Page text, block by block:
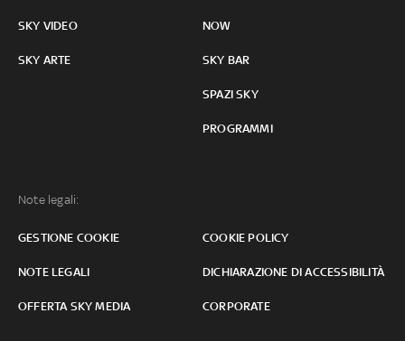
SKY VIDEO
SKY ARTE
NOW
SKY BAR
SPAZI SKY
PROGRAMMI
Note legali:
GESTIONE COOKIE COOKIE POLICY
NOTE LEGALI DICHIARAZIONE DI ACCESSIBILITÀ
OFFERTA SKY MEDIA CORPORATE